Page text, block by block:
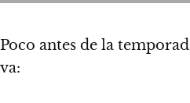
Poco antes de la
va: